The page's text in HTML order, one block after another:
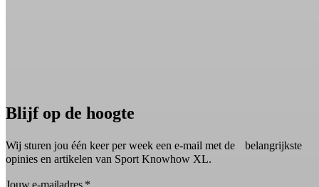
Blijf op de hoogte
Wij sturen jou één keer per week een e-mail met de belangrijkste
opinies en artikelen van Sport Knowhow XL.